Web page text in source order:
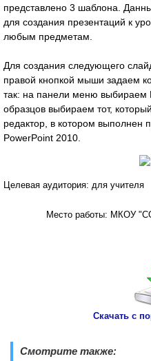
представлено 3 шаблона.
для создания презентаций к
любым предметам.
Для создания следующего
правой кнопкой мыши задаем
так: на панели меню выбираем
образцов выбираем тот,
редактор, в котором выполнен
PowerPoint 2010.
Целевая аудитория: для учителя
Место работы: МКОУ
Скачать с
Смотрите также: